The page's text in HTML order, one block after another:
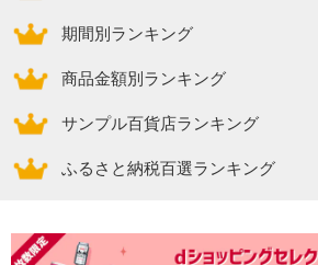
期間別ランキング
商品金額別ランキング
サンプル百貨店ランキング
ふるさと納税百選ランキング